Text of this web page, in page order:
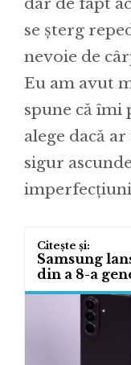
dar de fapt
se șterg
nevoie de
Eu am avut
spune că îmi
alege dacă
sigur
Samsung
din a 8-a